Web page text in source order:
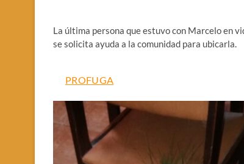
La última persona que estuvo con Marcelo en
se solicita ayuda a la comunidad para ubicarla.
PROFUGA